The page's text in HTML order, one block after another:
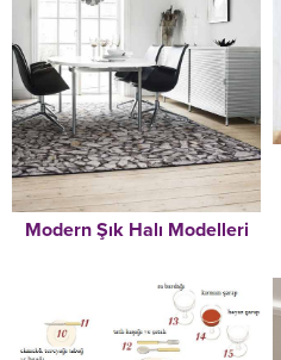
Modern Şık Halı Modelleri